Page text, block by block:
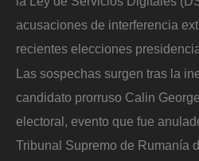
acusaciones de interferencia
recientes elecciones
Las sospechas surgen tras la
candidato prorruso Calin
electoral, evento que fue
Tribunal Supremo de Rumanía